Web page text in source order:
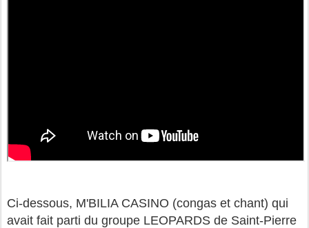
Ci-dessous, M'BILIA CASINO (congas et chant) qui
avait fait parti du groupe LEOPARDS de Saint-Pierre